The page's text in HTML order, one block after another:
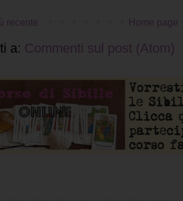
recente Home page
a: Commenti sul post (Atom)